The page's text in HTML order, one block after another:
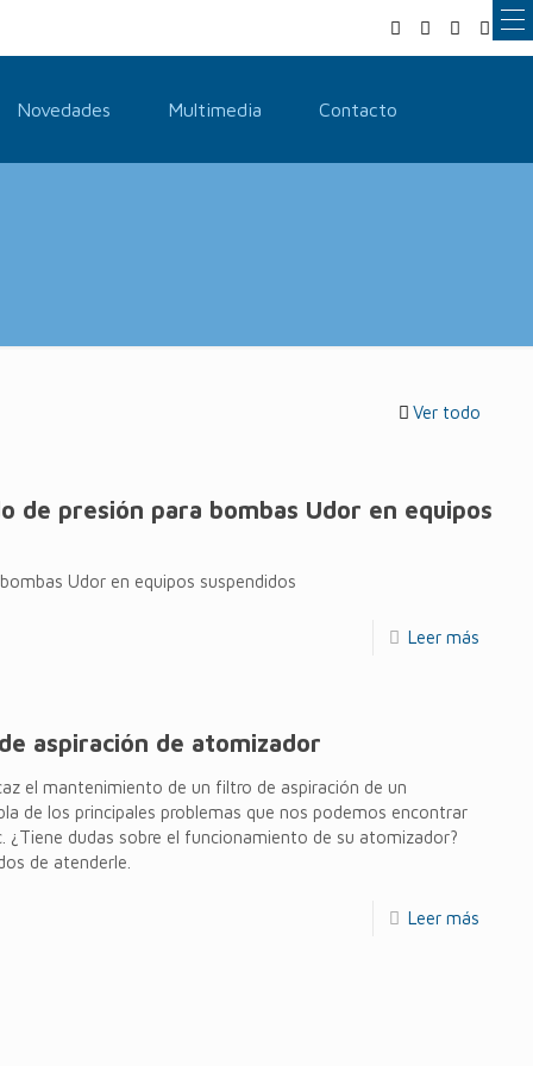
Novedades Multimedia Contacto
Ver todo
de presión para bombas Udor en equipos
Udor en equipos suspendidos
Leer más
aspiración de atomizador
el mantenimiento de un filtro de aspiración de un
de los principales problemas que nos podemos encontrar
dudas sobre el funcionamiento de su atomizador?
de atenderle.
Leer más